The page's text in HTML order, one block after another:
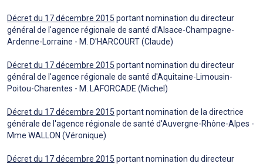
Décret du 17 décembre 2015 portant nomination du directeur
général de l'agence régionale de santé d'Alsace-Champagne-
Ardenne-Lorraine - M. D'HARCOURT (Claude)
Décret du 17 décembre 2015 portant nomination du directeur
général de l'agence régionale de santé d'Aquitaine-Limousin-
Poitou-Charentes - M. LAFORCADE (Michel)
Décret du 17 décembre 2015 portant nomination de la directrice
générale de l'agence régionale de santé d'Auvergne-Rhône-Alpes -
Mme WALLON (Véronique)
Décret du 17 décembre 2015 portant nomination du directeur